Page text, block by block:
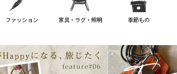
ファッション 家具・ラグ・照明 季節もの